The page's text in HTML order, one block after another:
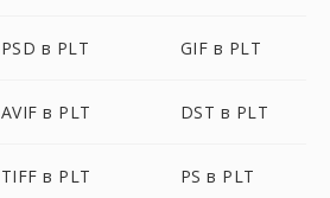
PSD в PLT GIF в PLT
AVIF в PLT DST в PLT
TIFF в PLT PS в PLT